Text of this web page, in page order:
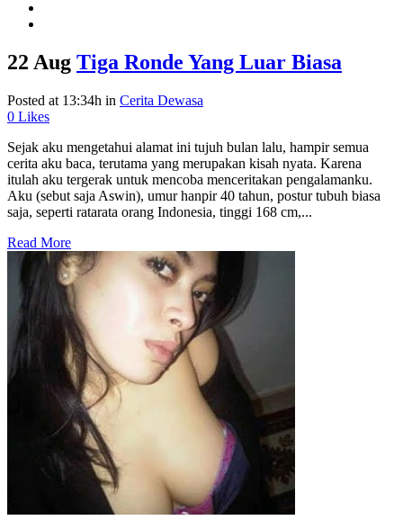
22 Aug Tiga Ronde Yang Luar Biasa
Posted at 13:34h in Cerita Dewasa
0 Likes
Sejak aku mengetahui alamat ini tujuh bulan lalu, hampir semua
cerita aku baca, terutama yang merupakan kisah nyata. Karena
itulah aku tergerak untuk mencoba menceritakan pengalamanku.
Aku (sebut saja Aswin), umur hanpir 40 tahun, postur tubuh biasa
saja, seperti ratarata orang Indonesia, tinggi 168 cm,...
Read More